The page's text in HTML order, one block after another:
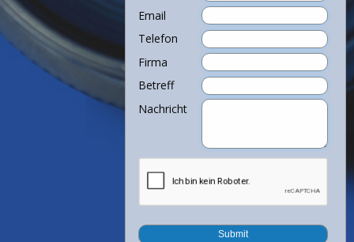
Email
Telefon
Firma
Betreff
Nachricht